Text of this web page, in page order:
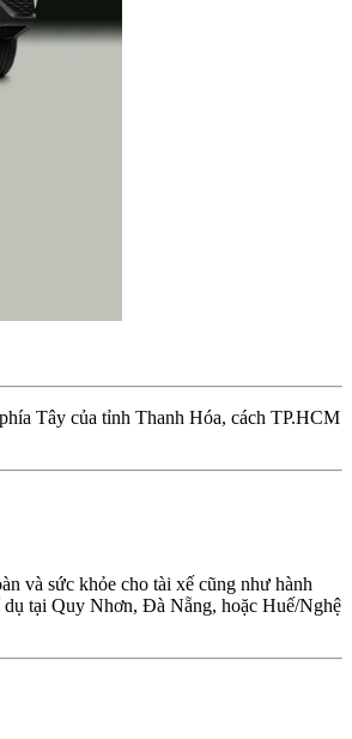
Tây của tỉnh Thanh Hóa, cách TP.HCM
và sức khỏe cho tài xế cũng như hành
tại Quy Nhơn, Đà Nẵng, hoặc Huế/Nghệ